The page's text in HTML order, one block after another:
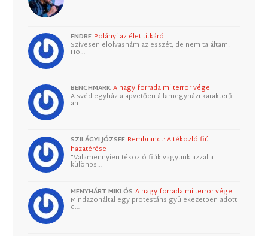
ENDRE Polányi az élet titkáról
Szívesen elolvasnám az esszét, de nem találtam.
Ho…
BENCHMARK A nagy forradalmi terror vége
A svéd egyház alapvetően államegyházi karakterű
an…
SZILÁGYI JÓZSEF Rembrandt: A tékozló fiú
hazatérése
"Valamennyien tékozló fiúk vagyunk azzal a
különbs…
MENYHÁRT MIKLÓS A nagy forradalmi terror vége
Mindazonáltal egy protestáns gyülekezetben adott
d…